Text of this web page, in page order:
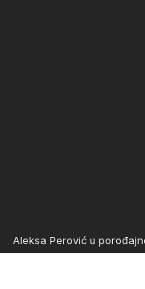
Aleksa Perović u